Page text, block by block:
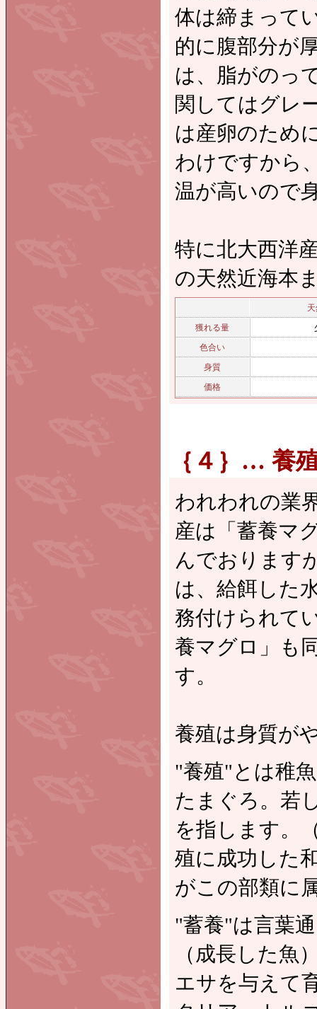
体は締まって
的に腹部分が
は、脂がのっ
関してはグレ
は産卵のため
わけですから
温が高いので
特に北大西洋
の天然近海本
獲れる量
色合い
身質
価格
｛４｝… 養
われわれの業
産は「蓄養マ
んでおります
は、給餌した
務付けられて
養マグロ」も
す。
養殖は身質が
"養殖"とは稚
たまぐろ。若
を指します。
殖に成功した
がこの部類に
"蓄養"は言葉
（成長した魚
エサを与えて